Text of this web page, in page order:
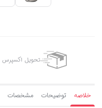
تحویل اکسپرس
خلاصه توضیحات مشخصات